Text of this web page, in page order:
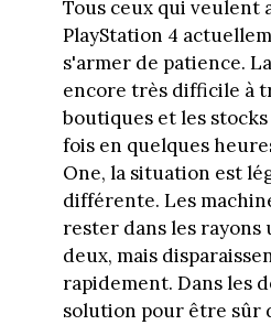
Tous ceux qui veulent
PlayStation 4
s'armer de patience.
encore très difficile à
boutiques et les
fois en quelques
One, la situation est
différente. Les
rester dans les rayons
deux, mais
rapidement. Dans les
solution pour être sûr